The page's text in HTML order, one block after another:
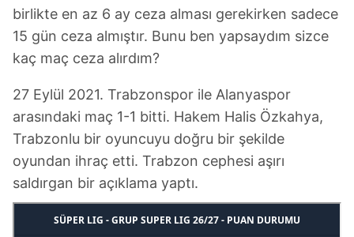
birlikte en az 6 ay ceza alması gerekirken sadece
15 gün ceza almıştır. Bunu ben yapsaydım sizce
kaç maç ceza alırdım?
27 Eylül 2021. Trabzonspor ile Alanyaspor
arasındaki maç 1-1 bitti. Hakem Halis Özkahya,
Trabzonlu bir oyuncuyu doğru bir şekilde
oyundan ihraç etti. Trabzon cephesi aşırı
saldırgan bir açıklama yaptı.